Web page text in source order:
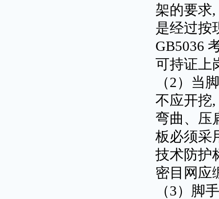
架的要求
是经过按
GB5036
可持证上
（2）当
不应开挖
弯曲、压
板必须采
技术防护
密目网应
（3）脚